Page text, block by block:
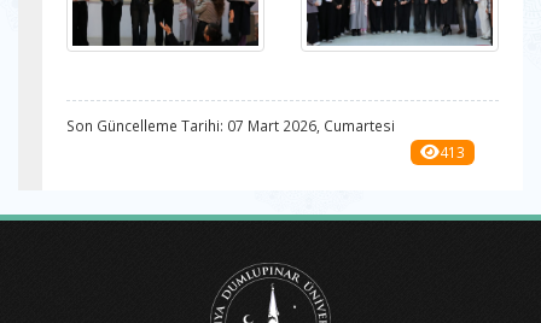
Son Güncelleme Tarihi: 07 Mart 2026, Cumartesi
413